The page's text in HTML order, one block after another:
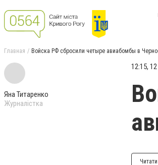
Главная Войска РФ сбросили четыре авиабомбы в
Яна Титаренко
Журналістка
12:15,